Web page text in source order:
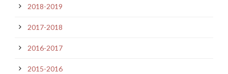
2018-2019
2017-2018
2016-2017
2015-2016